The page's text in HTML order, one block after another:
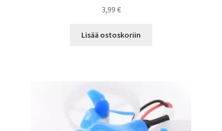
3,99 €
Lisää ostoskoriin